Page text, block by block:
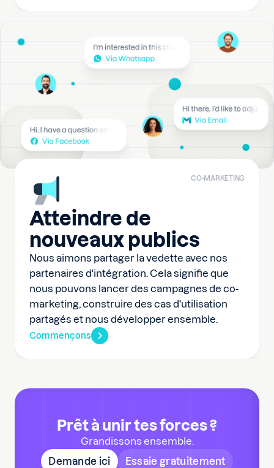
CO-MARKETING
Atteindre de
nouveaux publics
Nous aimons partager la vedette avec nos
partenaires d'intégration. Cela signifie que
nous pouvons lancer des campagnes de co-
marketing, construire des cas d'utilisation
partagés et nous développer ensemble.
Commençons
Prêt à unir tes forces ?
Grandissons ensemble.
Demande ici
Essaie gratuitement